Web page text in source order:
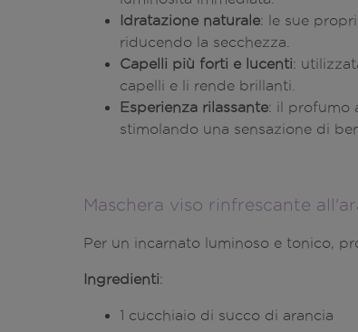
Idratazione naturale: le sue
riducendo la secchezza.
Capelli più forti e lucenti:
capelli e li rende brillanti.
Esperienza rilassante: il profumo
stimolando una sensazione di
Maschera viso rinfrescante
Per un incarnato luminoso e tonico,
Ingredienti:
1 cucchiaio di succo di arancia